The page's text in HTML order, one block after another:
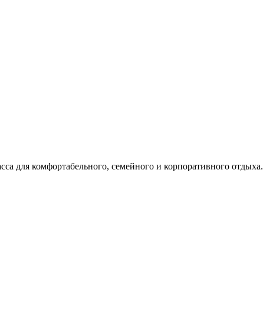
для комфортабельного, семейного и корпоративного отдыха.